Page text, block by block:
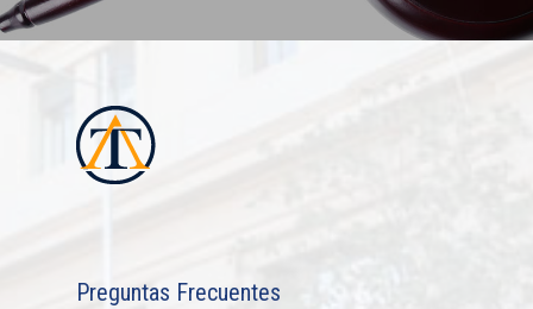
Preguntas Frecuentes